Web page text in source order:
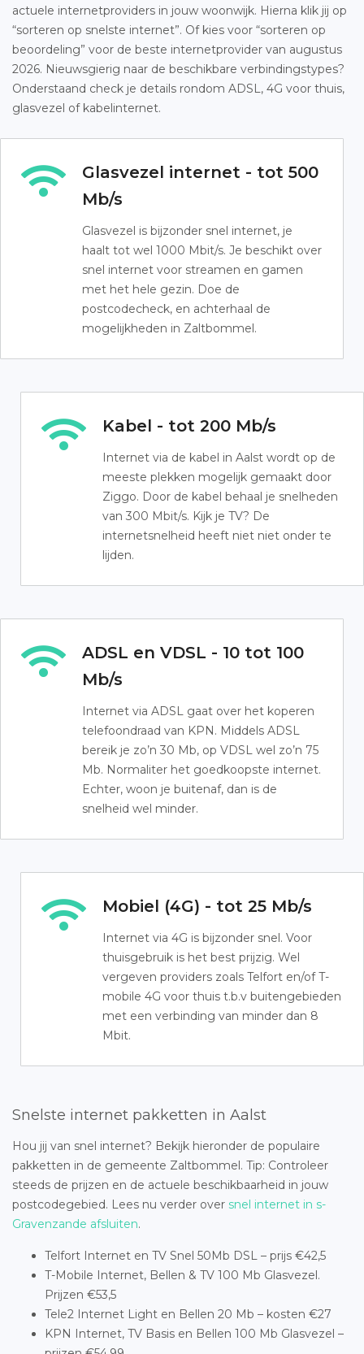
actuele internetproviders in jouw woonwijk. Hierna klik jij op
“sorteren op snelste internet”. Of kies voor “sorteren op
beoordeling” voor de beste internetprovider van augustus
2026. Nieuwsgierig naar de beschikbare verbindingstypes?
Onderstaand check je details rondom ADSL, 4G voor thuis,
glasvezel of kabelinternet.
Glasvezel internet - tot 500
Mb/s
Glasvezel is bijzonder snel internet, je
haalt tot wel 1000 Mbit/s. Je beschikt over
snel internet voor streamen en gamen
met het hele gezin. Doe de
postcodecheck, en achterhaal de
mogelijkheden in Zaltbommel.
Kabel - tot 200 Mb/s
Internet via de kabel in Aalst wordt op de
meeste plekken mogelijk gemaakt door
Ziggo. Door de kabel behaal je snelheden
van 300 Mbit/s. Kijk je TV? De
internetsnelheid heeft niet niet onder te
lijden.
ADSL en VDSL - 10 tot 100
Mb/s
Internet via ADSL gaat over het koperen
telefoondraad van KPN. Middels ADSL
bereik je zo’n 30 Mb, op VDSL wel zo’n 75
Mb. Normaliter het goedkoopste internet.
Echter, woon je buitenaf, dan is de
snelheid wel minder.
Mobiel (4G) - tot 25 Mb/s
Internet via 4G is bijzonder snel. Voor
thuisgebruik is het best prijzig. Wel
vergeven providers zoals Telfort en/of T-
mobile 4G voor thuis t.b.v buitengebieden
met een verbinding van minder dan 8
Mbit.
Snelste internet pakketten in Aalst
Hou jij van snel internet? Bekijk hieronder de populaire
pakketten in de gemeente Zaltbommel. Tip: Controleer
steeds de prijzen en de actuele beschikbaarheid in jouw
postcodegebied. Lees nu verder over snel internet in s-
Gravenzande afsluiten.
Telfort Internet en TV Snel 50Mb DSL – prijs €42,5
T-Mobile Internet, Bellen & TV 100 Mb Glasvezel.
Prijzen €53,5
Tele2 Internet Light en Bellen 20 Mb – kosten €27
KPN Internet, TV Basis en Bellen 100 Mb Glasvezel –